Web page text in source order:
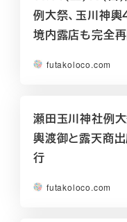
例大祭、玉川神輿
境内露店も完全
futakoloco.com
瀬田玉川神社例
輿渡御と露天商
行
futakoloco.com